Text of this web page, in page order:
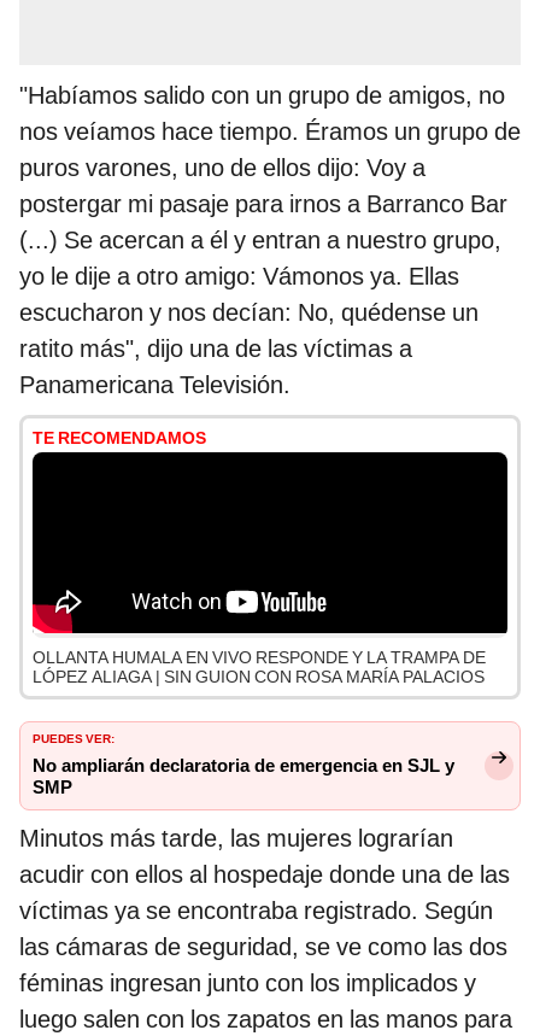
"Habíamos salido con un grupo de amigos, no
nos veíamos hace tiempo. Éramos un grupo de
puros varones, uno de ellos dijo: Voy a
postergar mi pasaje para irnos a Barranco Bar
(...) Se acercan a él y entran a nuestro grupo,
yo le dije a otro amigo: Vámonos ya. Ellas
escucharon y nos decían: No, quédense un
ratito más", dijo una de las víctimas a
Panamericana Televisión.
TE RECOMENDAMOS
OLLANTA HUMALA EN VIVO RESPONDE Y LA TRAMPA DE
LÓPEZ ALIAGA | SIN GUION CON ROSA MARÍA PALACIOS
PUEDES VER:
No ampliarán declaratoria de emergencia en SJL y
SMP
Minutos más tarde, las mujeres lograrían
acudir con ellos al hospedaje donde una de las
víctimas ya se encontraba registrado. Según
las cámaras de seguridad, se ve como las dos
féminas ingresan junto con los implicados y
luego salen con los zapatos en las manos para